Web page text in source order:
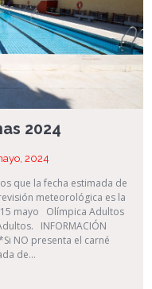
2024
2024
que la fecha estimada de
meteorológica es la
mayo Olímpica Adultos
INFORMACIÓN
*Si NO presenta el carné
de…